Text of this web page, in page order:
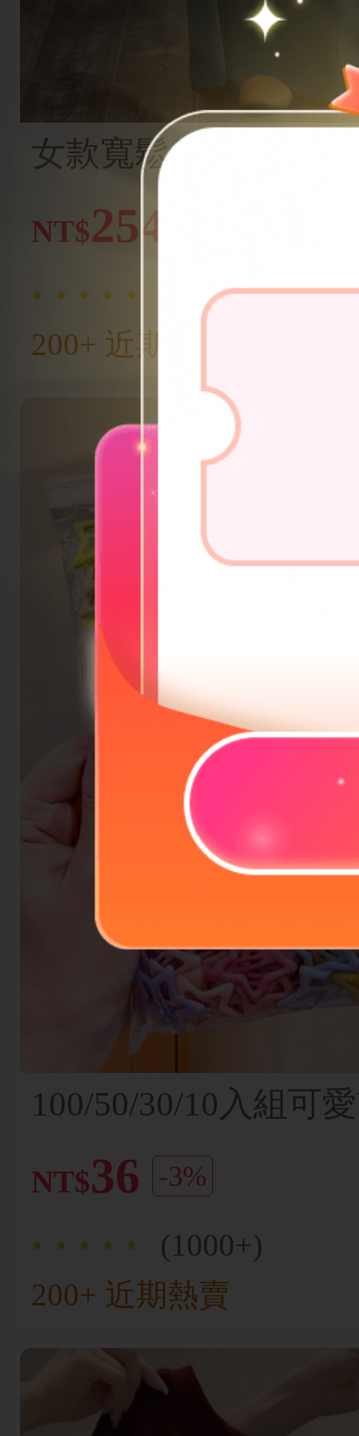
女款寬鬆牛仔色調寬
閒抽繩口袋長褲，
造型
NT$254
(1000+)
200+ 近期熱賣
100/50/30/10入組可
飾，適合女孩，日常
NT$36 -3%
(1000+)
200+ 近期熱賣